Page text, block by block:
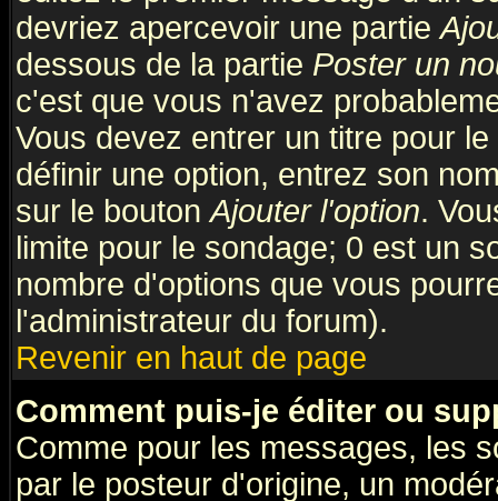
devriez apercevoir une partie
dessous de la partie Poster un
c'est que vous n'avez
Vous devez entrer un titre pour
définir une option, entrez son
sur le boutonAjouter l'option.
limite pour le sondage; 0 est un
nombre d'options que vous
l'administrateur du forum).
Revenir en haut de page
Comment puis-je éditer ou
Comme pour les messages, les
par le posteur d'origine, un